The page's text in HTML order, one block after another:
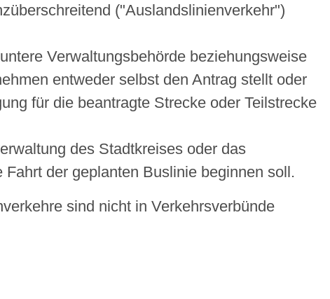
("Auslandslinienverkehr")
Verwaltungsbehörde beziehungsweise
entweder selbst den Antrag stellt oder
für die beantragte Strecke oder Teilstrecke
des Stadtkreises oder das
der geplanten Buslinie beginnen soll.
sind nicht in Verkehrsverbünde